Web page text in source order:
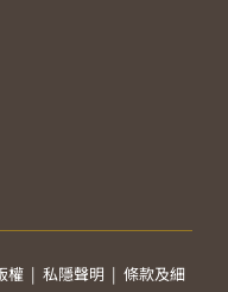
權 |私隱聲明 |條款及細